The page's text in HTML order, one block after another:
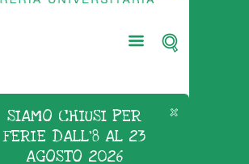
SIAMO CHIUSI PER
FERIE DALL'8 AL 23
AGOSTO 2026